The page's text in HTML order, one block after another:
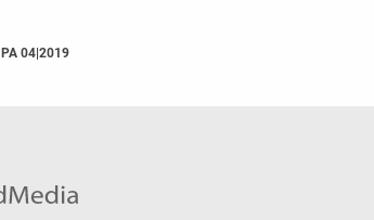
PA 04|2019